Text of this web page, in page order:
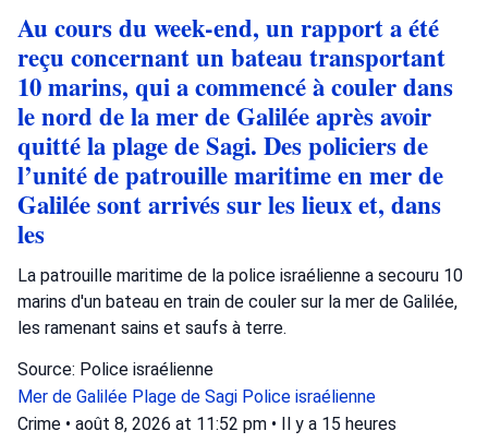
Au cours du week-end, un rapport a été
reçu concernant un bateau transportant
10 marins, qui a commencé à couler dans
le nord de la mer de Galilée après avoir
quitté la plage de Sagi. Des policiers de
l’unité de patrouille maritime en mer de
Galilée sont arrivés sur les lieux et, dans
les
La patrouille maritime de la police israélienne a secouru 10
marins d'un bateau en train de couler sur la mer de Galilée,
les ramenant sains et saufs à terre.
Source: Police israélienne
Mer de Galilée Plage de Sagi Police israélienne
Crime • août 8, 2026 at 11:52 pm • Il y a 15 heures